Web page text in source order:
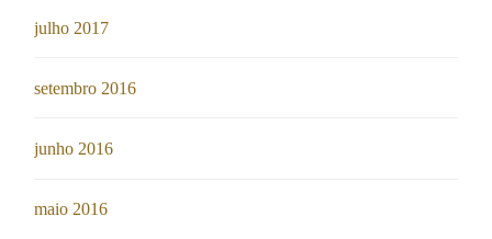
julho 2017
setembro 2016
junho 2016
maio 2016